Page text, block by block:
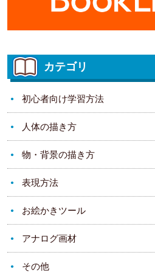
カテゴリ
初心者向け学習方法
人体の描き方
物・背景の描き方
表現方法
お絵かきツール
アナログ画材
その他